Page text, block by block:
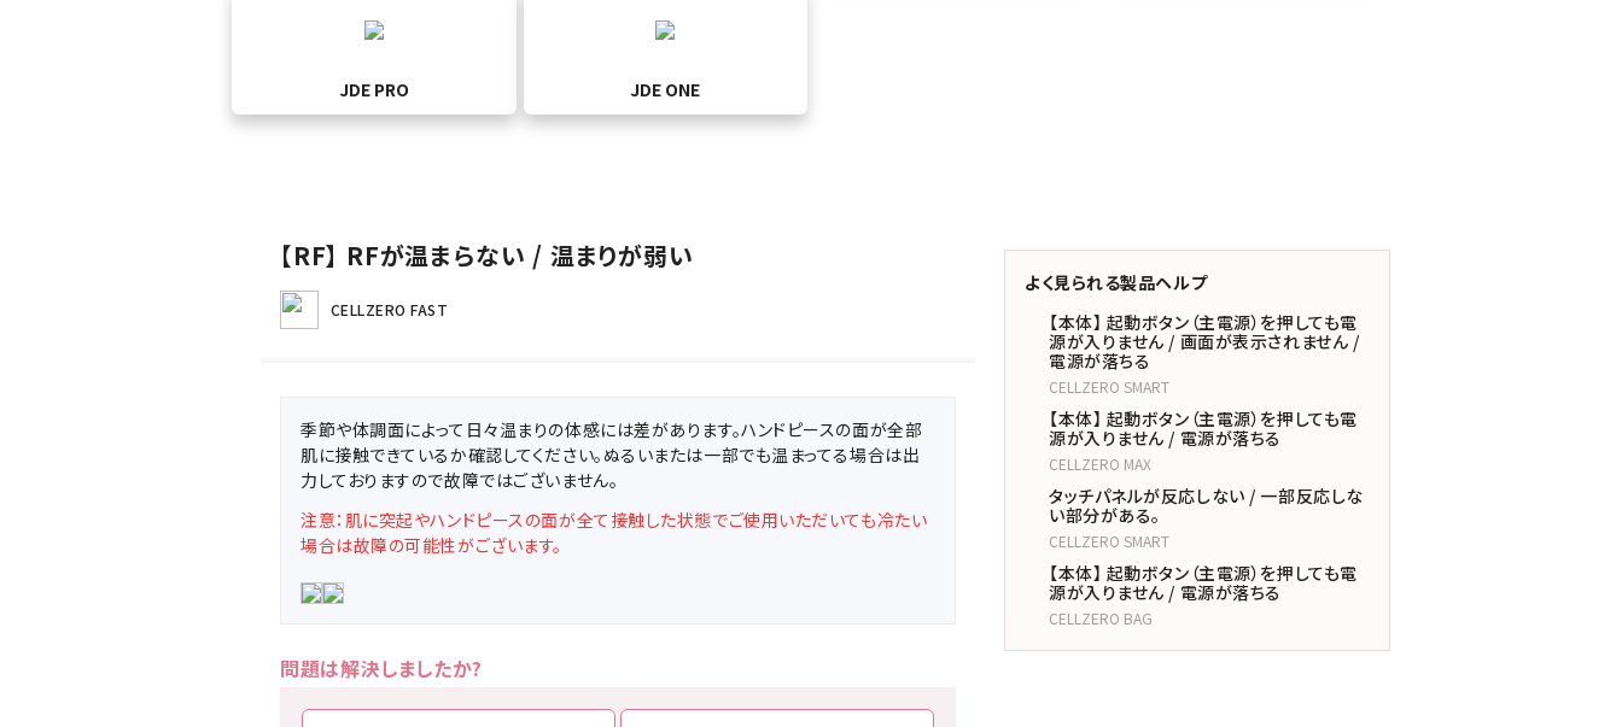
JDE PRO JDE ONE
【RF】 RFが温まらない / 温まりが弱い
CELLZERO FAST
季節や体調面によって日々温まりの体感には差があります。ハンドピースの面が全部
肌に接触できているか確認してください。ぬるいまたは一部でも温まってる場合は出
力しておりますので故障ではございません。
注意：肌に突起やハンドピースの面が全て接触した状態でご使用いただいても冷たい
場合は故障の可能性がございます。
問題は解決しましたか?
よく見られる製品ヘルプ
【本体】 起動ボタン（主電源）を押しても電
源が入りません / 画面が表示されません /
電源が落ちる
CELLZERO SMART
【本体】 起動ボタン（主電源）を押しても電
源が入りません / 電源が落ちる
CELLZERO MAX
タッチパネルが反応しない / 一部反応しな
い部分がある。
CELLZERO SMART
【本体】 起動ボタン（主電源）を押しても電
源が入りません / 電源が落ちる
CELLZERO BAG